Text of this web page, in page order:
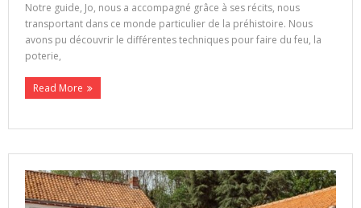
Notre guide, Jo, nous a accompagné grâce à ses récits, nous
transportant dans ce monde particulier de la préhistoire. Nous
avons pu découvrir le différentes techniques pour faire du feu, la
poterie,
Read More